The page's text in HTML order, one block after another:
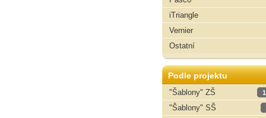
iTriangle
Vernier
Ostatní
Podle projektu
"Šablony" ZŠ
"Šablony" SŠ